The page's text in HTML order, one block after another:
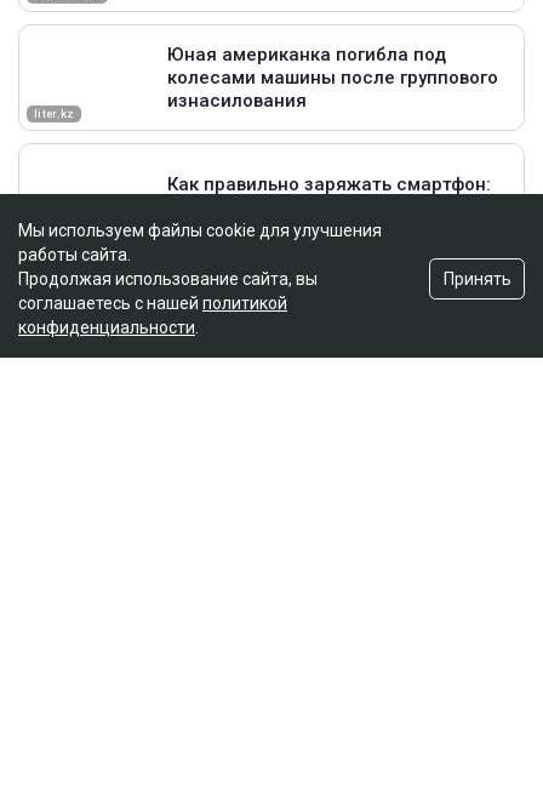
Мы используем файлы cookie для улучшения
работы сайта.
Продолжая использование сайта, вы
соглашаетесь с нашей политикой
конфиденциальности
Принять